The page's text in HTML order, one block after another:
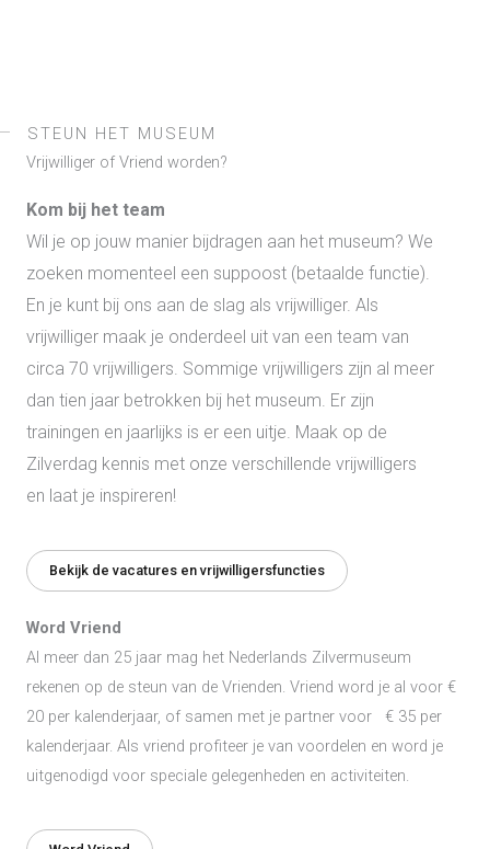
STEUN HET MUSEUM
Vrijwilliger of Vriend worden?
Kom bij het team
Wil je op jouw manier bijdragen aan het museum? We
zoeken momenteel een suppoost (betaalde functie).
En je kunt bij ons aan de slag als vrijwilliger. Als
vrijwilliger maak je onderdeel uit van een team van
circa 70 vrijwilligers. Sommige vrijwilligers zijn al meer
dan tien jaar betrokken bij het museum. Er zijn
trainingen en jaarlijks is er een uitje. Maak op de
Zilverdag kennis met onze verschillende vrijwilligers
en laat je inspireren!
Bekijk de vacatures en vrijwilligersfuncties
Word Vriend
Al meer dan 25 jaar mag het Nederlands Zilvermuseum
rekenen op de steun van de Vrienden. Vriend word je al voor €
20 per kalenderjaar, of samen met je partner voor € 35 per
kalenderjaar. Als vriend profiteer je van voordelen en word je
uitgenodigd voor speciale gelegenheden en activiteiten.